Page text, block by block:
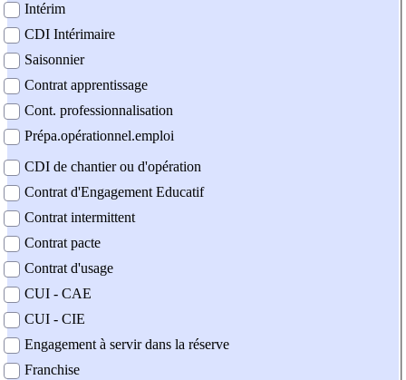
Intérim
CDI Intérimaire
Saisonnier
Contrat apprentissage
Cont. professionnalisation
Prépa.opérationnel.emploi
CDI de chantier ou d'opération
Contrat d'Engagement Educatif
Contrat intermittent
Contrat pacte
Contrat d'usage
CUI - CAE
CUI - CIE
Engagement à servir dans la réserve
Franchise